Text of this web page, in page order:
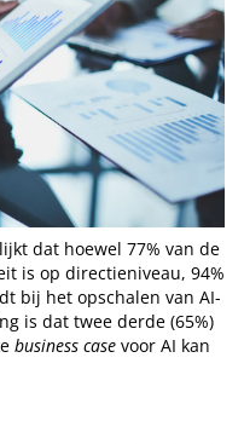
dat hoewel 77% van de
is op directieniveau, 94%
bij het opschalen van AI-
is dat twee derde (65%)
business case voor AI kan